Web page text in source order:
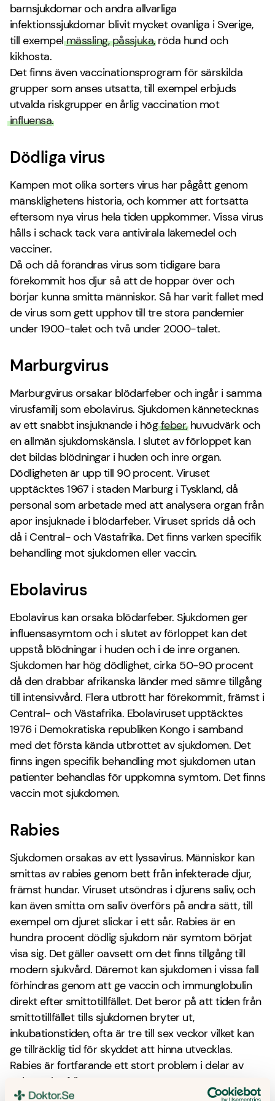
barnsjukdomar och andra allvarliga
infektionssjukdomar blivit mycket ovanliga i Sverige,
till exempelmässling,påssjuka, röda hund och
kikhosta.
Det finns även vaccinationsprogram för särskilda
grupper som anses utsatta, till exempel erbjuds
utvalda riskgrupper en årlig vaccination mot
influensa.
Dödliga virus
Kampen mot olika sorters virus har pågått genom
mänsklighetens historia, och kommer att fortsätta
eftersom nya virus hela tiden uppkommer. Vissa virus
hålls i schack tack vara antivirala läkemedel och
vacciner.
Då och då förändras virus som tidigare bara
förekommit hos djur så att de hoppar över och
börjar kunna smitta människor. Så har varit fallet med
de virus som gett upphov till tre stora pandemier
under 1900-talet och två under 2000-talet.
Marburgvirus
Marburgvirus orsakar blödarfeber och ingår i samma
virusfamilj som ebolavirus. Sjukdomen kännetecknas
av ett snabbt insjuknande i högfeber, huvudvärk och
en allmän sjukdomskänsla. I slutet av förloppet kan
det bildas blödningar i huden och inre organ.
Dödligheten är upp till 90 procent. Viruset
upptäcktes 1967 i staden Marburg i Tyskland, då
personal som arbetade med att analysera organ från
apor insjuknade i blödarfeber. Viruset sprids då och
då i Central- och Västafrika. Det finns varken specifik
behandling mot sjukdomen eller vaccin.
Ebolavirus
Ebolavirus kan orsaka blödarfeber. Sjukdomen ger
influensasymtom och i slutet av förloppet kan det
uppstå blödningar i huden och i de inre organen.
Sjukdomen har hög dödlighet, cirka 50-90 procent
då den drabbar afrikanska länder med sämre tillgång
till intensivvård. Flera utbrott har förekommit, främst i
Central- och Västafrika. Ebolaviruset upptäcktes
1976 i Demokratiska republiken Kongo i samband
med det första kända utbrottet av sjukdomen. Det
finns ingen specifik behandling mot sjukdomen utan
patienter behandlas för uppkomna symtom. Det finns
vaccin mot sjukdomen.
Rabies
Sjukdomen orsakas av ett lyssavirus. Människor kan
smittas av rabies genom bett från infekterade djur,
främst hundar. Viruset utsöndras i djurens saliv, och
kan även smitta om saliv överförs på andra sätt, till
exempel om djuret slickar i ett sår. Rabies är en
hundra procent dödlig sjukdom när symtom börjat
visa sig. Det gäller oavsett om det finns tillgång till
modern sjukvård. Däremot kan sjukdomen i vissa fall
förhindras genom att ge vaccin och immunglobulin
direkt efter smittotillfället. Det beror på att tiden från
smittotillfället tills sjukdomen bryter ut,
inkubationstiden, ofta är tre till sex veckor vilket kan
ge tillräcklig tid för skyddet att hinna utvecklas.
Rabies är fortfarande ett stort problem i delar av
Asien och Afrika.